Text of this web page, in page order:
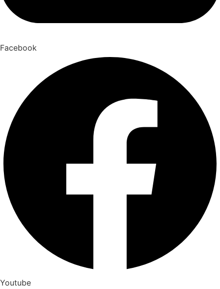
Facebook
Youtube